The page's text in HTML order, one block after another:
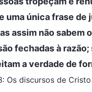
uma única frase de
assim não sabem
fechadas à
a verdade de
Os discursos de